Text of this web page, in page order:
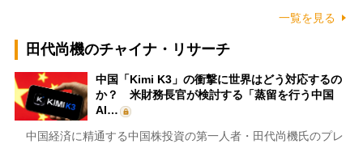
一覧を見る
田代尚機のチャイナ・リサーチ
中国「Kimi K3」の衝撃に世界はどう対応するの
か？ 米財務長官が検討する「蒸留を行う中国
AI…
中国経済に精通する中国株投資の第一人者・田代尚機氏のプレ